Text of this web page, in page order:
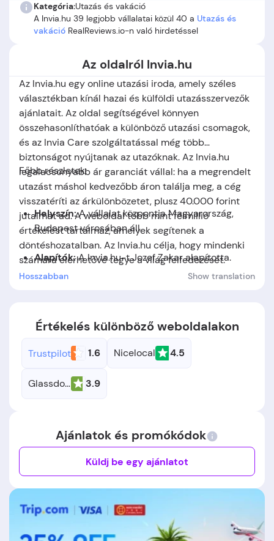
megtévesztő kommunikáció. Összességében az Invia.hu
használata jelentős kockázatot hordoz, ezért a döntés előtt
érdemes alaposan átböngészni a tapasztalatokat és
Kategória:Utazás és vakáció
A Invia.hu 39 legjobb vállalatai közül 40 a Utazás és
vakáció RealReviews.io-n való hirdetéssel
Az oldalról Invia.hu
Az Invia.hu egy online utazási iroda, amely széles
választékban kínál hazai és külföldi utazásszervezők
ajánlatait. Az oldal segítségével könnyen
összehasonlíthatóak a különböző utazási csomagok,
és az Invia Care szolgáltatással még több
biztonságot nyújtanak az utazóknak. Az Invia.hu
legalacsonyabb ár garanciát vállal: ha a megrendelt
utazást máshol kedvezőbb áron találja meg, a cég
visszatéríti az árkülönbözetet, plusz 40.000 forint
jutalmat ad. A weboldal több mint félmillió
értékelést tartalmaz, amelyek segítenek a
döntéshozatalban. Az Invia.hu célja, hogy mindenki
számára elérhetővé tegye a világ felfedezését.
Főbb részletek:
Helyszín:A vállalat központja Magyarország,
Budapest városában áll.
Alapítók:A Invia.hu-t Jozef Zakar alapította.
Hosszabban Show translation
Értékelés különböző weboldalakon
Trustpilot 1.6 Nicelocal 4.5
Glassdoor 3.9
Ajánlatok és promókódok
Küldj be egy ajánlatot